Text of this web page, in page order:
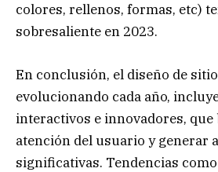
colores, rellenos, formas, etc)
sobresaliente en 2023.
En conclusión, el diseño de
evolucionando cada año,
interactivos e innovadores,
atención del usuario y generar
significativas. Tendencias